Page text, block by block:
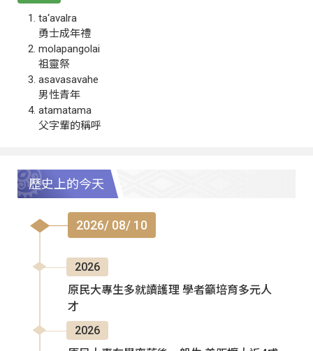
ta‘avalra
勇士成年禮
molapangolai
祖靈祭
asavasavahe
男性青年
atamatama
父字輩的稱呼
歷史上的今天
2026/ 08/ 10
2026
原民大專生多就讀護理 學者籲培育多元人
才
2026